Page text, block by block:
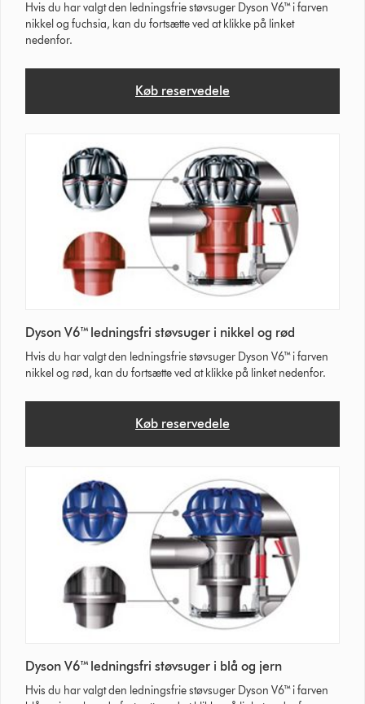
Hvis du har valgt den ledningsfrie støvsuger Dyson V6™ i farven
nikkel og fuchsia, kan du fortsætte ved at klikke på linket
nedenfor.
Køb reservedele
Dyson V6™ ledningsfri støvsuger i nikkel og rød
Hvis du har valgt den ledningsfrie støvsuger Dyson V6™ i farven
nikkel og rød, kan du fortsætte ved at klikke på linket nedenfor.
Køb reservedele
Dyson V6™ ledningsfri støvsuger i blå og jern
Hvis du har valgt den ledningsfrie støvsuger Dyson V6™ i farven